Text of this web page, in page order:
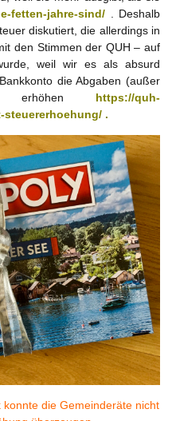
fetten-jahre-sind/
. Deshalb
diskutiert, die allerdings in
den Stimmen der QUH – auf
weil wir es als absurd
die Abgaben (außer
erhöhen https://quh-
steuererhoehung/ .
die Gemeinderäte nicht